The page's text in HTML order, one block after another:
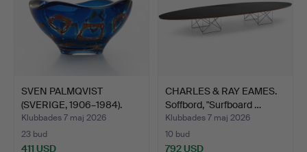
SVEN PALMQVIST
(SVERIGE, 1906–1984).
Skål,…
Klubbades 7 maj 2026
23 bud
411 USD
CHARLES & RAY EAMES.
Soffbord, "Surfboard …
Klubbades 7 maj 2026
10 bud
792 USD